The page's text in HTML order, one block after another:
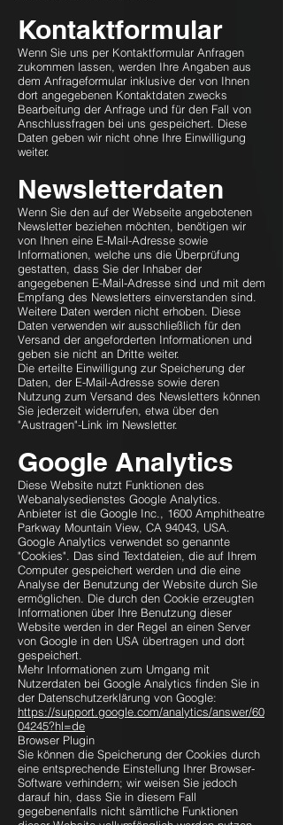
Kontaktformular
Wenn Sie uns per Kontaktformular Anfragen
zukommen lassen, werden Ihre Angaben aus
dem Anfrageformular inklusive der von Ihnen
dort angegebenen Kontaktdaten zwecks
Bearbeitung der Anfrage und für den Fall von
Anschlussfragen bei uns gespeichert. Diese
Daten geben wir nicht ohne Ihre Einwilligung
weiter.
Newsletterdaten
Wenn Sie den auf der Webseite angebotenen
Newsletter beziehen möchten, benötigen wir
von Ihnen eine E-Mail-Adresse sowie
Informationen, welche uns die Überprüfung
gestatten, dass Sie der Inhaber der
angegebenen E-Mail-Adresse sind und mit dem
Empfang des Newsletters einverstanden sind.
Weitere Daten werden nicht erhoben. Diese
Daten verwenden wir ausschließlich für den
Versand der angeforderten Informationen und
geben sie nicht an Dritte weiter.
Die erteilte Einwilligung zur Speicherung der
Daten, der E-Mail-Adresse sowie deren
Nutzung zum Versand des Newsletters können
Sie jederzeit widerrufen, etwa über den
"Austragen"-Link im Newsletter.
Google Analytics
Diese Website nutzt Funktionen des
Webanalysedienstes Google Analytics.
Anbieter ist die Google Inc., 1600 Amphitheatre
Parkway Mountain View, CA 94043, USA.
Google Analytics verwendet so genannte
"Cookies". Das sind Textdateien, die auf Ihrem
Computer gespeichert werden und die eine
Analyse der Benutzung der Website durch Sie
ermöglichen. Die durch den Cookie erzeugten
Informationen über Ihre Benutzung dieser
Website werden in der Regel an einen Server
von Google in den USA übertragen und dort
gespeichert.
Mehr Informationen zum Umgang mit
Nutzerdaten bei Google Analytics finden Sie in
der Datenschutzerklärung von Google:
https://support.google.com/analytics/answer/60
04245?hl=de
Browser Plugin
Sie können die Speicherung der Cookies durch
eine entsprechende Einstellung Ihrer Browser-
Software verhindern; wir weisen Sie jedoch
darauf hin, dass Sie in diesem Fall
gegebenenfalls nicht sämtliche Funktionen